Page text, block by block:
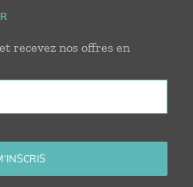
recevez nos offres en